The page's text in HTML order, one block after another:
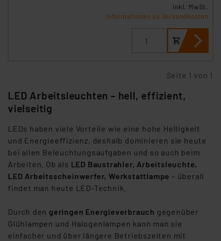
Cookies nach Zweck und Anbieter ist durch Klick auf
den Button „Ablehnen oder Einstellungen“ abrufbar. Sie
können die Verwendung nicht notwendiger Cookies
ablehnen oder ihr ganz oder teilweise zustimmen. Ihre
erteilte Zustimmung können Sie jederzeit unter dem
Die Rechtmäßigkeit der Speicherung, Abrufung und
Analyse bis zum Zeitpunkt des Widerrufs bleibt hiervon
unberührt. Ihre Browser-Einstellungen können dazu
führen, dass die Einstellungen nicht längerfristig
gespeichert werden und dieses Banner erneut
angezeigt wird.
„Einige Drittanbieter verarbeiten personenbezogene
Daten in den USA. Ihre Einwilligung zur Einbindung von
die Verarbeitung Ihrer Daten in den USA gemäß Art. 49
(1) lit. a DSGVO. Nähere Infos zu diesen Drittanbietern
und zu der jeweiligen Datenübermittlung erhalten Sie in
inkl. MwSt.
Informationen zu Versandkosten
Seite 1 von 1
LED Arbeitsleuchten – hell, effizient,
vielseitig
LEDs haben viele Vorteile wie eine hohe Helligkeit
und Energieeffizienz, deshalb dominieren sie heute
bei allen Beleuchtungsaufgaben und so auch beim
Arbeiten. Ob als LED Baustrahler, Arbeitsleuchte,
LED Arbeitsscheinwerfer, Werkstattlampe – überall
findet man heute LED-Technik.
Durch den geringen Energieverbrauch gegenüber
Glühlampen und Halogenlampen kann man sie
einfacher und über längere Betriebszeiten mit